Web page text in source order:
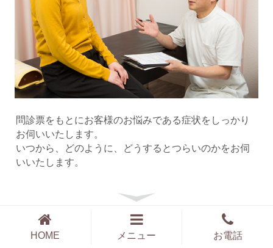
問診票をもとにお客様のお悩みである症状をしっかり
お伺いいたします。
いつから、どのように、どうするとつらいのかをお伺
いいたします。
4 検査HOME メニュー お電話